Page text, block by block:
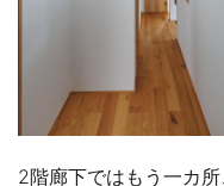
2階廊下ではもう一カ